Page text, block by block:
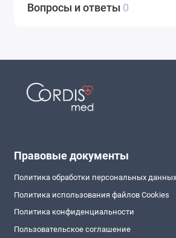
Вопросы и ответы 0
Правовые документы
Политика обработки персональных данных
Политика использования файлов Cookies
Политика конфиденциальности
Пользовательское соглашение